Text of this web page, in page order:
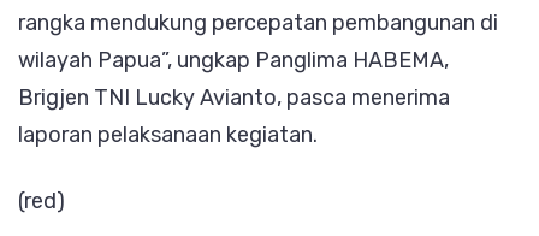
rangka mendukung percepatan pembangunan di
wilayah Papua”, ungkap Panglima HABEMA,
Brigjen TNI Lucky Avianto, pasca menerima
laporan pelaksanaan kegiatan.
(red)